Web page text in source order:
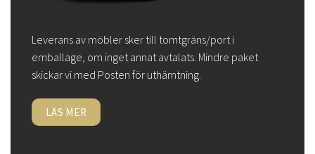
Leverans av möbler sker till tomtgräns/port i
emballage, om inget annat avtalats. Mindre paket
skickar vi med Posten för uthämtning.
LÄS MER